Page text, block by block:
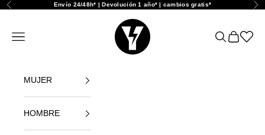
Naar inhoud
Vorige Envío 24/48h* | Devolución 1 año* | cambios gratis*
Yellowshop
Navigatiemenu openen
ZoekenAbrir
MUJER
HOMBRE